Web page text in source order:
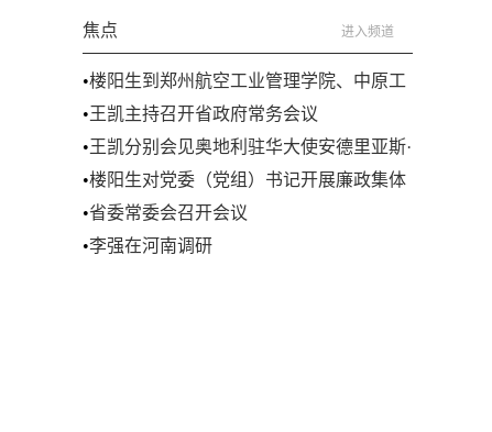
焦点 进入频道
•楼阳生到郑州航空工业管理学院、中原工
学院调研
•王凯主持召开省政府常务会议
•王凯分别会见奥地利驻华大使安德里亚斯·
利肯和韩国蔚山广域市市长金斗谦
•楼阳生对党委（党组）书记开展廉政集体
谈话
•省委常委会召开会议
•李强在河南调研